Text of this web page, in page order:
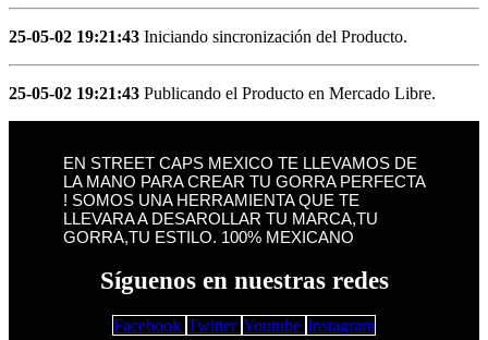
25-05-02 19:21:43 Iniciando sincronización del Producto.
25-05-02 19:21:43 Publicando el Producto en Mercado Libre.
EN STREET CAPS MEXICO TE LLEVAMOS DE
LA MANO PARA CREAR TU GORRA PERFECTA
! SOMOS UNA HERRAMIENTA QUE TE
LLEVARA A DESAROLLAR TU MARCA,TU
GORRA,TU ESTILO. 100% MEXICANO
Síguenos en nuestras redes
Facebook Twitter Youtube Instagram